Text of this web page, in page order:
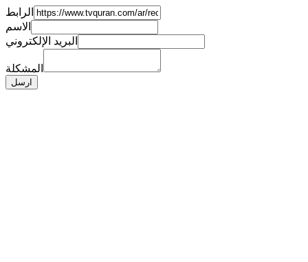
الرابط
الاسم
البريد الإلكتروني
المشكلة
ارسل